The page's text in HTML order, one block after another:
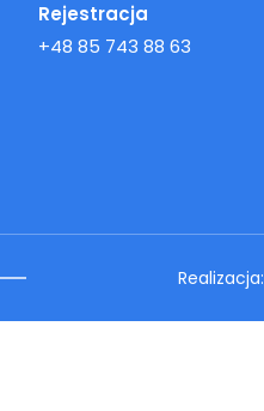
Rejestracja
+48 85 743 88 63
Realizacja: